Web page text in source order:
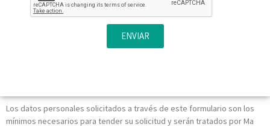
ENVIAR
Los datos personales solicitados a través de este formulario son los
mínimos necesarios para tender su solicitud y serán tratados por Ma